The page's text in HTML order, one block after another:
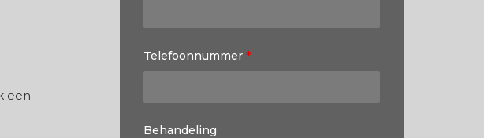
een
Telefoonnummer *
Behandeling